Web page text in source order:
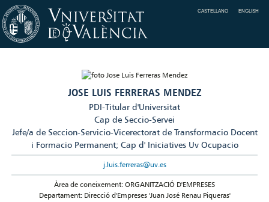
CASTELLANO ENGLISH
JOSE LUIS FERRERAS MENDEZ
PDI-Titular d'Universitat
Cap de Seccio-Servei
Jefe/a de Seccion-Servicio-Vicerectorat de Transformacio Docent
i Formacio Permanent; Cap d' Iniciatives Uv Ocupacio
j.luis.ferreras@uv.es
Àrea de coneixement: ORGANITZACIÓ D'EMPRESES
Departament: Direcció d'Empreses 'Juan José Renau Piqueras'